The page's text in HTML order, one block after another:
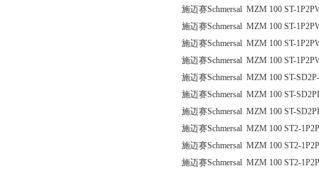
施迈赛Schmersal MZM 100 ST-
施迈赛Schmersal MZM 100 ST-
施迈赛Schmersal MZM 100 ST-
施迈赛Schmersal MZM 100 ST-
施迈赛Schmersal MZM 100 ST-
施迈赛Schmersal MZM 100 ST-
施迈赛Schmersal MZM 100 ST-
施迈赛Schmersal MZM 100 ST2-
施迈赛Schmersal MZM 100 ST2-
施迈赛Schmersal MZM 100 ST2-